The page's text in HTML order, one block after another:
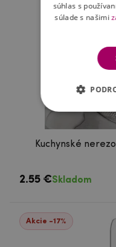
Kuchynské
2.55 €Skladom
Akcie -17%
súhlas s
súlade s našimi